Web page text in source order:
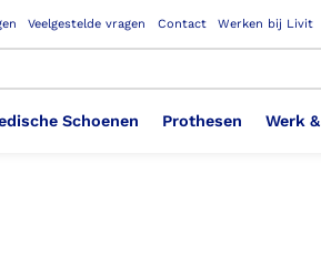
Veelgestelde vragen Contact Werken bij Livit
Schoenen Prothesen Werk